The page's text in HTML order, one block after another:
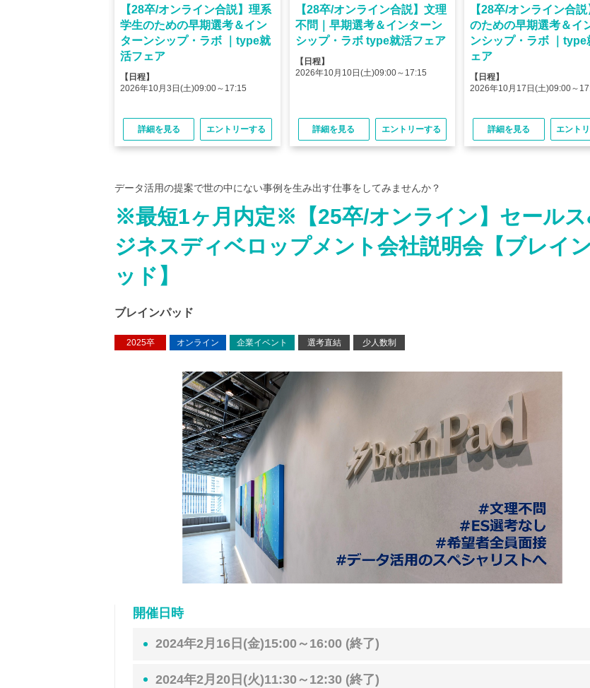
【28卒/オンライン合説】理系
学生のための早期選考＆イン
ターンシップ・ラボ ｜type就
活フェア
【日程】
2026年10月3日(土)09:00～17:15
詳細を見る エントリーする
【28卒/オンライン合説】文理
不問｜早期選考＆インターン
シップ・ラボ type就活フェア
【日程】
2026年10月10日(土)09:00～17:15
詳細を見る エントリーする
【28卒/オンライン合
のための早期選考＆イ
ンシップ・ラボ ｜type
ェア
【日程】
2026年10月17日(土)09:00～
詳細を見る エント
データ活用の提案で世の中にない事例を生み出す仕事をしてみませんか？
※最短1ヶ月内定※【25卒/オンライン】セール
ジネスディベロップメント会社説明会【ブレイ
ッド】
ブレインパッド
2025卒 オンライン 企業イベント 選考直結 少人数制
開催日時
2024年2月16日(金)15:00～16:00 (終了)
2024年2月20日(火)11:30～12:30 (終了)